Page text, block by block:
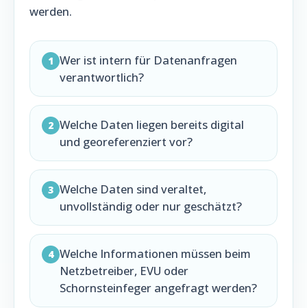
werden.
1 Wer ist intern für Datenanfragen
verantwortlich?
2 Welche Daten liegen bereits digital
und georeferenziert vor?
3 Welche Daten sind veraltet,
unvollständig oder nur geschätzt?
4 Welche Informationen müssen beim
Netzbetreiber, EVU oder
Schornsteinfeger angefragt werden?